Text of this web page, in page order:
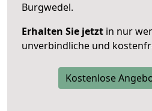
Burgwedel.
Erhalten Sie jetzt in nur
unverbindliche und
Kostenlose